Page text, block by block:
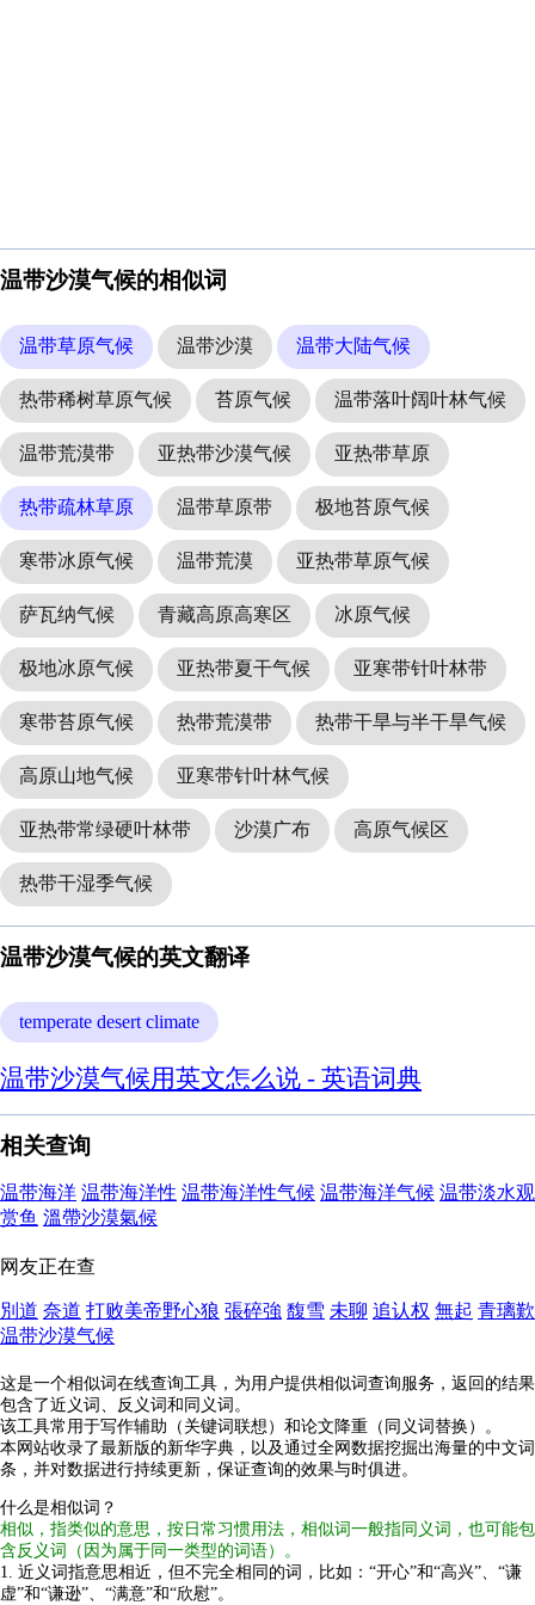
温带沙漠气候的相似词
温带草原气候 温带沙漠 温带大陆气候
热带稀树草原气候 苔原气候 温带落叶阔叶林气候
温带荒漠带 亚热带沙漠气候 亚热带草原
热带疏林草原 温带草原带 极地苔原气候
寒带冰原气候 温带荒漠 亚热带草原气候
萨瓦纳气候 青藏高原高寒区 冰原气候
极地冰原气候 亚热带夏干气候 亚寒带针叶林带
寒带苔原气候 热带荒漠带 热带干旱与半干旱气候
高原山地气候 亚寒带针叶林气候
亚热带常绿硬叶林带 沙漠广布 高原气候区
热带干湿季气候
温带沙漠气候的英文翻译
temperate desert climate
温带沙漠气候用英文怎么说 - 英语词典
相关查询
温带海洋 温带海洋性 温带海洋性气候 温带海洋气候 温带淡水观
赏鱼 溫帶沙漠氣候
网友正在查
別道 奈道 打败美帝野心狼 張碎強 馥雪 未聊 追认权 無起 青璃歎
温带沙漠气候
这是一个相似词在线查询工具，为用户提供相似词查询服务，返回的结果
包含了近义词、反义词和同义词。
该工具常用于写作辅助（关键词联想）和论文降重（同义词替换）。
本网站收录了最新版的新华字典，以及通过全网数据挖掘出海量的中文词
条，并对数据进行持续更新，保证查询的效果与时俱进。
什么是相似词？
相似，指类似的意思，按日常习惯用法，相似词一般指同义词，也可能包
含反义词（因为属于同一类型的词语）。
1. 近义词指意思相近，但不完全相同的词，比如：“开心”和“高兴”、“谦
虚”和“谦逊”、“满意”和“欣慰”。